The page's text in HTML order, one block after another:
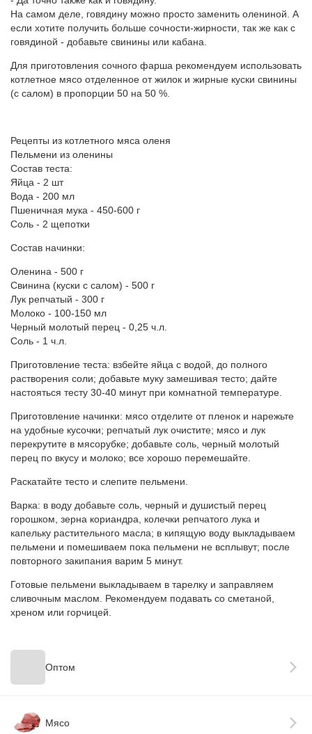
На самом деле, говядину можно просто заменить олениной. А
если хотите получить больше сочности-жирности, так же как с
говядиной - добавьте свинины или кабана.
Для приготовления сочного фарша рекомендуем использовать
котлетное мясо отделенное от жилок и жирные куски свинины
(с салом) в пропорции 50 на 50 %.
Рецепты из котлетного мяса оленя
Пельмени из оленины
Состав теста:
Яйца - 2 шт
Вода - 200 мл
Пшеничная мука - 450-600 г
Соль - 2 щепотки
Состав начинки:
Оленина - 500 г
Свинина (куски с салом) - 500 г
Лук репчатый - 300 г
Молоко - 100-150 мл
Черный молотый перец - 0,25 ч.л.
Соль - 1 ч.л.
Приготовление теста: взбейте яйца с водой, до полного
растворения соли; добавьте муку замешивая тесто; дайте
настояться тесту 30-40 минут при комнатной температуре.
Приготовление начинки: мясо отделите от пленок и нарежьте
на удобные кусочки; репчатый лук очистите; мясо и лук
перекрутите в мясорубке; добавьте соль, черный молотый
перец по вкусу и молоко; все хорошо перемешайте.
Раскатайте тесто и слепите пельмени.
Варка: в воду добавьте соль, черный и душистый перец
горошком, зерна кориандра, колечки репчатого лука и
капельку растительного масла; в кипящую воду выкладываем
пельмени и помешиваем пока пельмени не всплывут; после
повторного закипания варим 5 минут.
Готовые пельмени выкладываем в тарелку и заправляем
сливочным маслом. Рекомендуем подавать со сметаной,
хреном или горчицей.
Оптом
Мясо